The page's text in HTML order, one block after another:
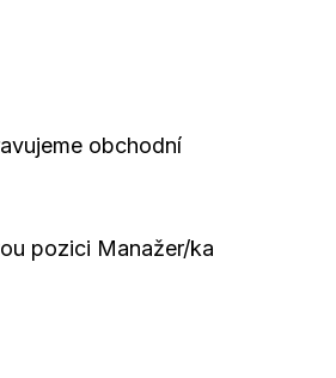
obchodní
pozici Manažer/ka